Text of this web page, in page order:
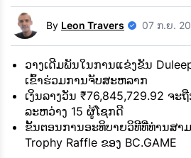
By Leon Travers 07 ກ.ຍ.
ວາງເດີມພັນໃນການແຂ່ງຂັນ
ເຂົ້າຮ່ວມການຈັບສະຫລາກ
ເງິນລາງວັນ ₹76,845,729.92 ຈະ
ລະຫວ່າງ 15 ຜູ້ໂຊກດີ
ຂັ້ນຕອນການອະທິບາຍວິທີທີ່ທ່ານສາ
Trophy Raffle ຂອງ BC.GAME